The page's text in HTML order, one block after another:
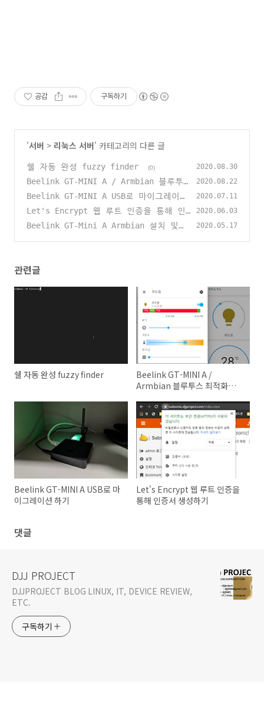
공감 구독하기
'서버 > 리눅스 서버' 카테고리의 다른 글
쉘 자동 완성 fuzzy finder (0) 2020.08.30
Beelink GT-MINI A / Armbian 블루투
스 최적화 (HomeAssistant)
(0)
2020.08.22
Beelink GT-MINI A USB로 마이그레이션
하기
(0)
2020.07.11
Let's Encrypt 웹 루트 인증을 통해 인
증서 생성하기
(0)
2020.06.03
Beelink GT-Mini A Armbian 설치 및
2020.05.17
관련글
쉘 자동 완성 fuzzy finder
Beelink GT-MINI A /
Armbian 블루투스 최적화
Beelink GT-MINI A USB로 마
이그레이션 하기
Let's Encrypt 웹 루트 인증을
통해 인증서 생성하기
댓글
DJJ PROJECT
DJJPROJECT BLOG LINUX, IT, DEVICE REVIEW,
ETC.
구독하기